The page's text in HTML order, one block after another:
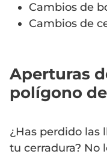
Cambios de
Cambios de
Aperturas
polígono
¿Has perdido las
tu cerradura? No